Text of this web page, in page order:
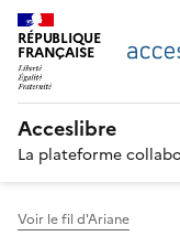
RÉPUBLIQUE
FRANÇAISE
Acceslibre
La plateforme
Voir le fil d'Ariane